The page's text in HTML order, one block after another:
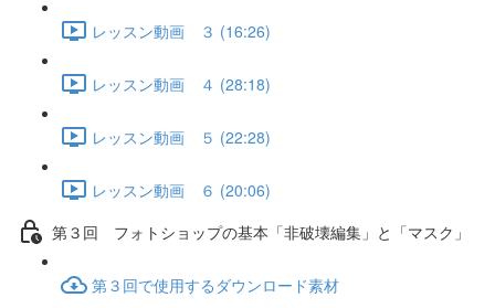
レッスン動画 ３ (16:26)
レッスン動画 ４ (28:18)
レッスン動画 ５ (22:28)
レッスン動画 ６ (20:06)
第３回 フォトショップの基本「非破壊編集」と「マスク」
第３回で使用するダウンロード素材